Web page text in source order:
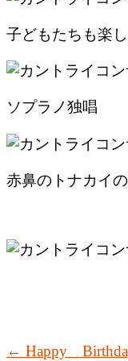
子どもたちも楽
ソプラノ独唱
赤鼻のトナカイ
← Happy